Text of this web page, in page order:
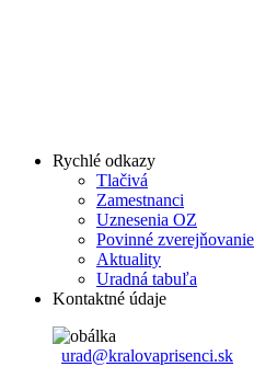
Rychlé odkazy
Tlačivá
Zamestnanci
Uznesenia OZ
Povinné zverejňovanie
Aktuality
Uradná tabuľa
Kontaktné údaje
urad@kralovaprisenci.sk